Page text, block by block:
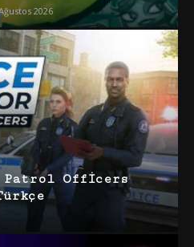
2026
Patrol Officers